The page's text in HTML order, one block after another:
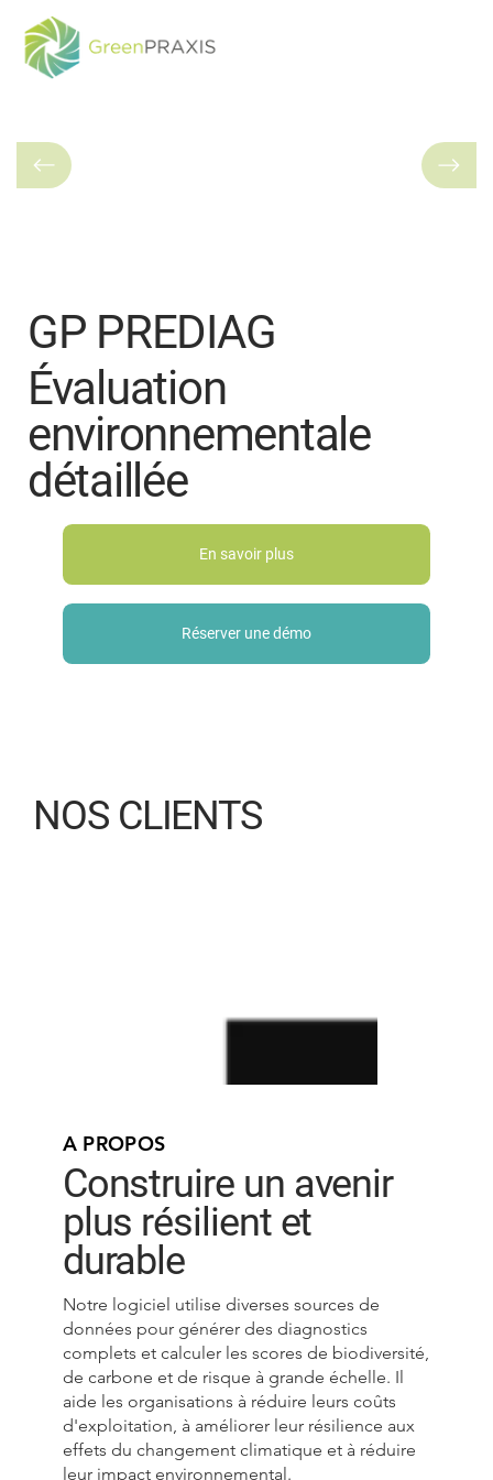
GP PREDIAG
Évaluation
environnementale
détaillée
En savoir plus
Réserver une démo
NOS CLIENTS
A PROPOS
Construire un avenir
plus résilient et
durable
Notre logiciel utilise diverses sources de
données pour générer des diagnostics
complets et calculer les scores de biodiversité,
de carbone et de risque à grande échelle. Il
aide les organisations à réduire leurs coûts
d'exploitation, à améliorer leur résilience aux
effets du changement climatique et à réduire
leur impact environnemental.